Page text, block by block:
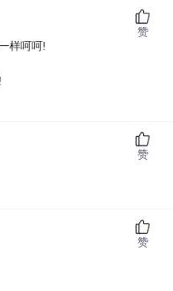
样呵呵!
赞
赞
赞